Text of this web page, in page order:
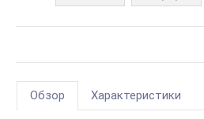
Обзор Характеристики